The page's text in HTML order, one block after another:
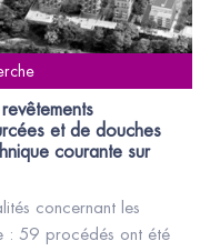
et de douches
courante sur
concernant les
: 59 procédés ont été